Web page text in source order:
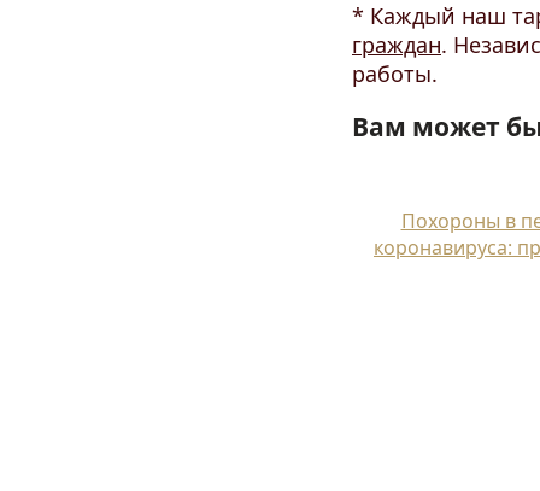
* Каждый наш
граждан.
работы.
Вам может
Похороны в
коронавируса: